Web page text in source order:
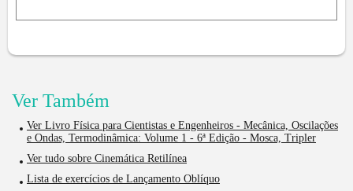
Ver Também
Ver Livro Física para Cientistas e Engenheiros - Mecânica, Oscilações
e Ondas, Termodinâmica: Volume 1 - 6ª Edição - Mosca, Tripler
Ver tudo sobre Cinemática Retilínea
Lista de exercícios de Lançamento Oblíquo